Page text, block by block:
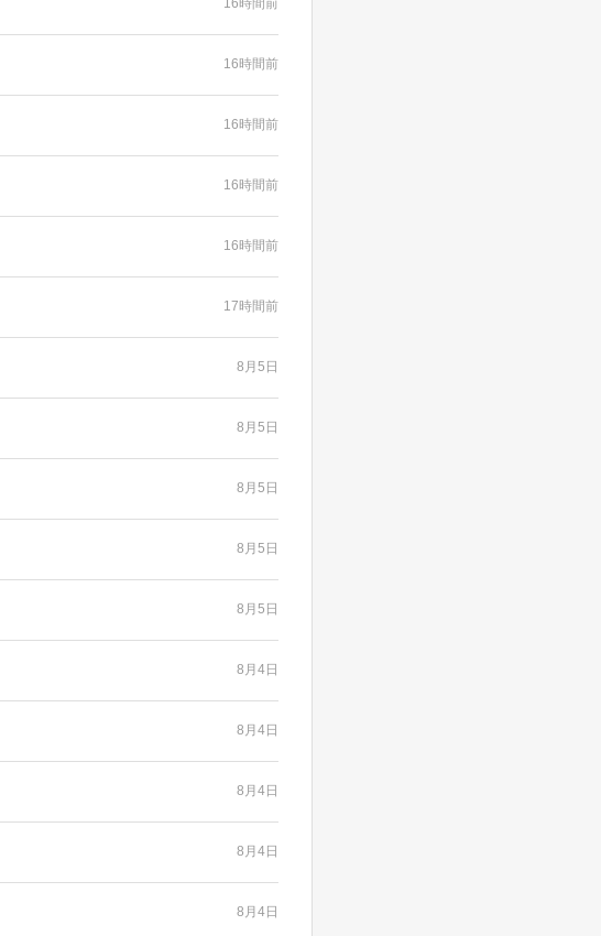
16時間前
16時間前
16時間前
16時間前
16時間前
17時間前
8月5日
8月5日
8月5日
8月5日
8月5日
8月4日
8月4日
8月4日
8月4日
8月4日